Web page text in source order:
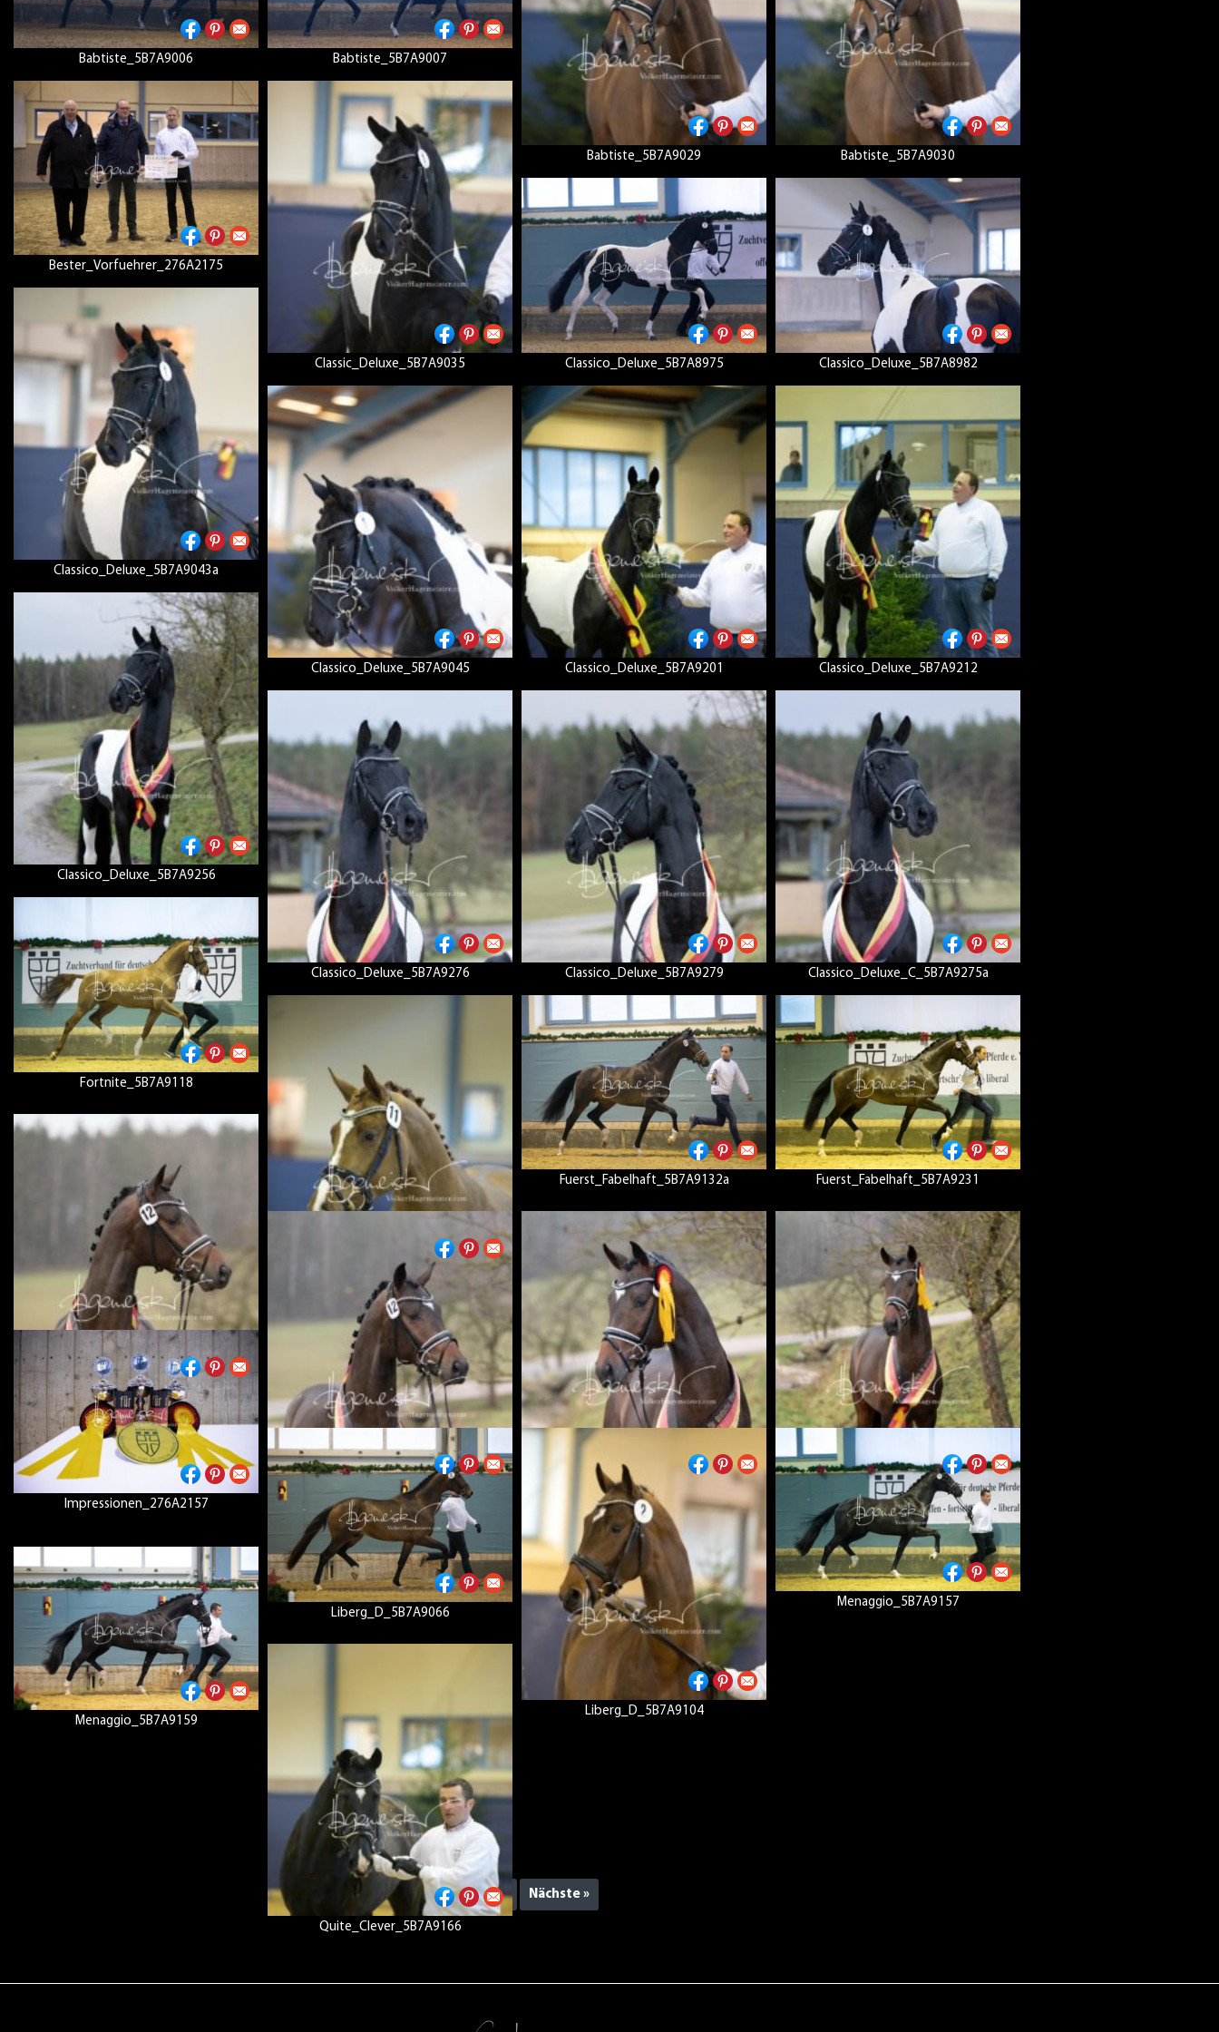
Babtiste_5B7A9006 Babtiste_5B7A9007
Babtiste_5B7A9029 Babtiste_5B7A9030
Bester_Vorfuehrer_276A2175
Classic_Deluxe_5B7A9035 Classico_Deluxe_5B7A8975 Classico_Deluxe_5B7A8982
Classico_Deluxe_5B7A9043a
Classico_Deluxe_5B7A9045 Classico_Deluxe_5B7A9201 Classico_Deluxe_5B7A9212
Classico_Deluxe_5B7A9256
Classico_Deluxe_5B7A9276 Classico_Deluxe_5B7A9279 Classico_Deluxe_C_5B7A9275a
Fortnite_5B7A9118
Fortnite_5B7A9168a
Fuerst_Fabelhaft_5B7A9132a Fuerst_Fabelhaft_5B7A9231
Fuerst_Fabelhaft_5B7A9239
Fuerst_Fabelhaft_5B7A9243 Fuerst_Fabelhaft_5B7A9245a Fuerst_Fabelhaft_5B7A9251
Impressionen_276A2157
Liberg_D_5B7A9066
Liberg_D_5B7A9104
Menaggio_5B7A9157
Menaggio_5B7A9159
Quite_Clever_5B7A9166
1 2 3 Nächste »